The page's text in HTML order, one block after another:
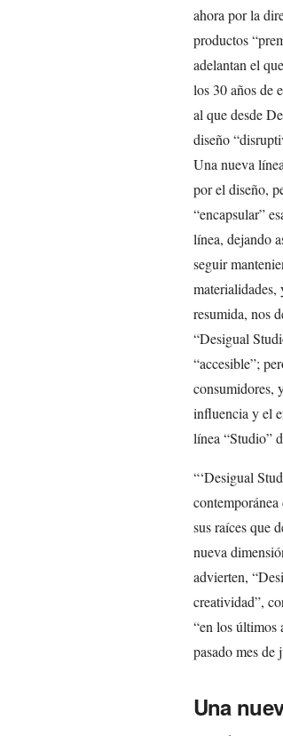
ahora por la
productos
adelantan el
los 30 años de
al que desde
diseño
Una nueva
por el diseño,
“encapsular”
línea, dejando
seguir
materialidades,
resumida, nos
“Desigual
“accesible”;
consumidores,
influencia y el
línea “Studio”
“‘Desigual
sus raíces que
nueva
advierten,
creatividad”,
“en los últimos
pasado mes de
Una